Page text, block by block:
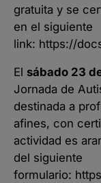
gratuita y se
en el siguiente
link: https://
El sábado 23
Jornada de
destinada a
afines, con
actividad es
del siguiente
formulario: